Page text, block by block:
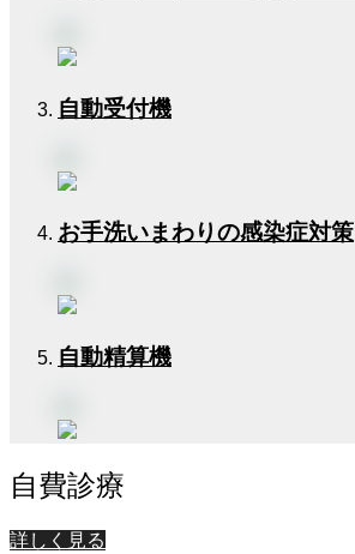
自動受付機
お手洗いまわりの感染症対策
自動精算機
自費診療
詳しく見る